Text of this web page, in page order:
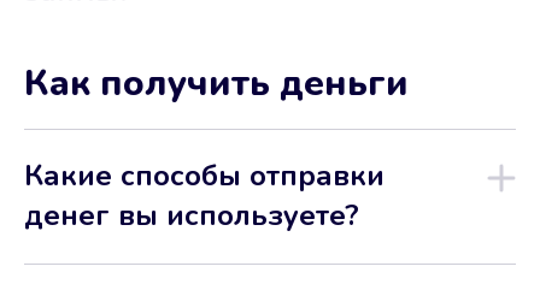
Как получить деньги
Какие способы отправки
денег вы используете?